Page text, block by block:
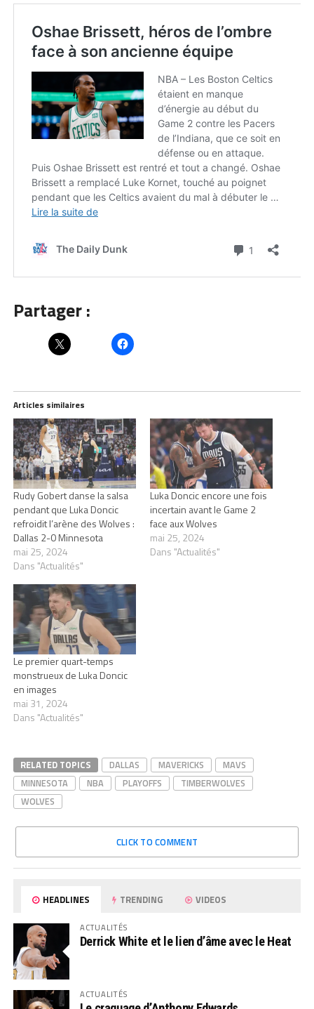
Partager :
Articles similaires
Rudy Gobert danse la salsa
pendant que Luka Doncic
refroidit l’arène des Wolves :
Dallas 2-0 Minnesota
mai 25, 2024
Dans "Actualités"
Luka Doncic encore une fois
incertain avant le Game 2
face aux Wolves
mai 25, 2024
Dans "Actualités"
Le premier quart-temps
monstrueux de Luka Doncic
en images
mai 31, 2024
Dans "Actualités"
RELATED TOPICS DALLAS MAVERICKS
MAVS
MINNESOTA
NBA PLAYOFFS
TIMBERWOLVES
WOLVES
CLICK TO COMMENT
HEADLINES TRENDING VIDEOS
ACTUALITÉS
Derrick White et le lien d’âme avec le Heat
ACTUALITÉS